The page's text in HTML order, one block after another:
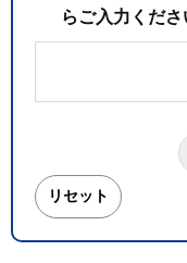
らご入力くださ